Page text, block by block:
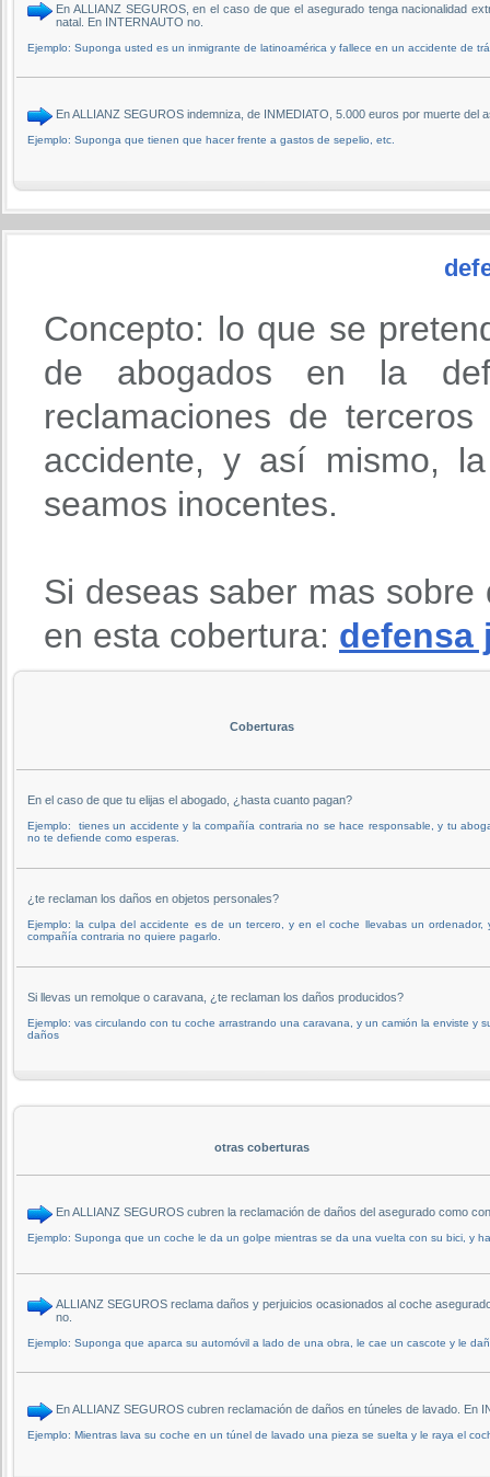
En ALLIANZ SEGUROS, en el caso de que el asegurado tenga nacionalidad
natal. En INTERNAUTO no.
Ejemplo: Suponga usted es un inmigrante de latinoamérica y fallece en un accidente de
En ALLIANZ SEGUROS indemniza, de INMEDIATO, 5.000 euros por muerte
Ejemplo: Suponga que tienen que hacer frente a gastos de sepelio, etc.
Concepto: lo que se
de abogados en la
reclamaciones de
accidente, y así mismo,
seamos inocentes.
Si deseas saber mas
en esta cobertura: defensa
Coberturas
En el caso de que tu elijas el abogado, ¿hasta cuanto pagan?
Ejemplo: tienes un accidente y la compañía contraria no se hace responsable, y tu
no te defiende como esperas.
¿te reclaman los daños en objetos personales?
Ejemplo: la culpa del accidente es de un tercero, y en el coche llevabas un ordenador,
compañía contraria no quiere pagarlo.
Si llevas un remolque o caravana, ¿te reclaman los daños producidos?
Ejemplo: vas circulando con tu coche arrastrando una caravana, y un camión la enviste y
daños
otras coberturas
En ALLIANZ SEGUROS cubren la reclamación de daños del asegurado como
Ejemplo: Suponga que un coche le da un golpe mientras se da una vuelta con su bici, y
ALLIANZ SEGUROS reclama daños y perjuicios ocasionados al coche
no.
Ejemplo: Suponga que aparca su automóvil a lado de una obra, le cae un cascote y le
En ALLIANZ SEGUROS cubren reclamación de daños en túneles de lavado. En
Ejemplo: Mientras lava su coche en un túnel de lavado una pieza se suelta y le raya el